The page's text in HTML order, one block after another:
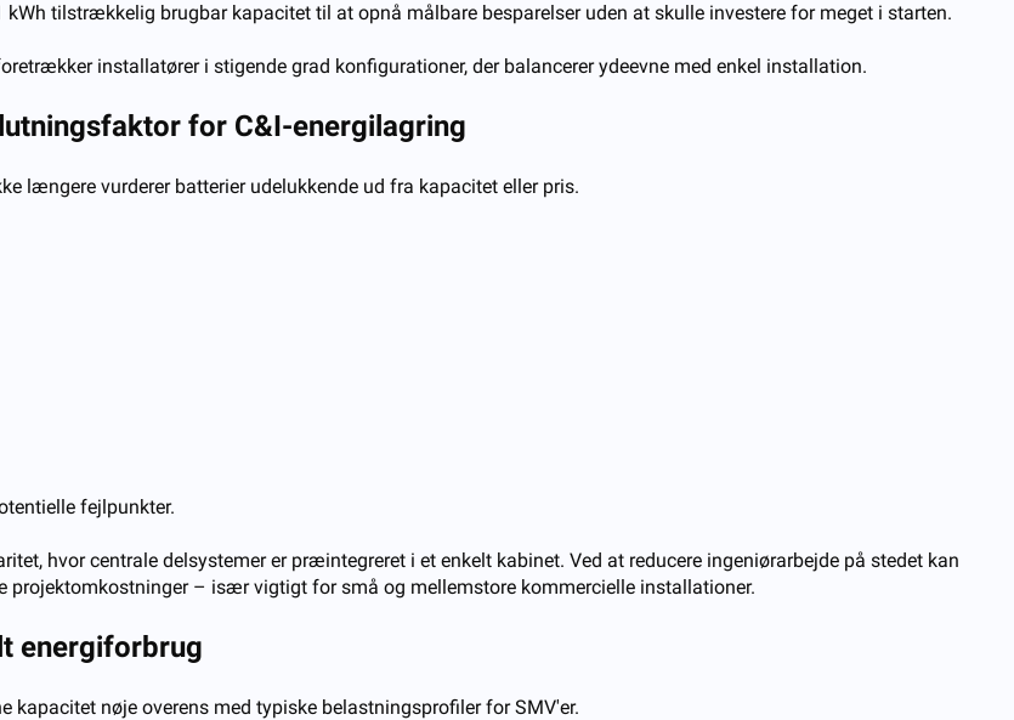
tilstrækkelig brugbar kapacitet til at opnå målbare besparelser uden at skulle investere for meget i starten.
installatører i stigende grad konfigurationer, der balancerer ydeevne med enkel installation.
for C&I-energilagring
længere vurderer batterier udelukkende ud fra kapacitet eller pris.
fejlpunkter.
hvor centrale delsystemer er præintegreret i et enkelt kabinet. Ved at reducere ingeniørarbejde på stedet kan
– især vigtigt for små og mellemstore kommercielle installationer.
energiforbrug
kapacitet nøje overens med typiske belastningsprofiler for SMV'er.